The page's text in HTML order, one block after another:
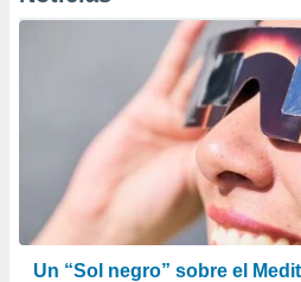
Un “Sol negro” sobre el